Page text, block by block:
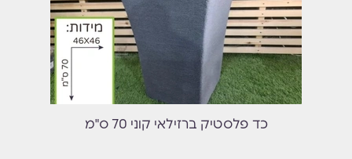
כד פלסטיק ברזילאי קוני 70 ס"מ